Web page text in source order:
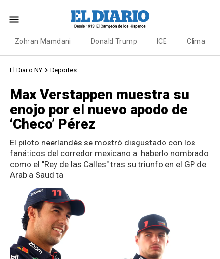
Zohran Mamdani Donald Trump ICE Clima
El Diario NY Deportes
Max Verstappen muestra su
enojo por el nuevo apodo de
‘Checo’ Pérez
El piloto neerlandés se mostró disgustado con los
fanáticos del corredor mexicano al haberlo nombrado
como el "Rey de las Calles" tras su triunfo en el GP de
Arabia Saudita